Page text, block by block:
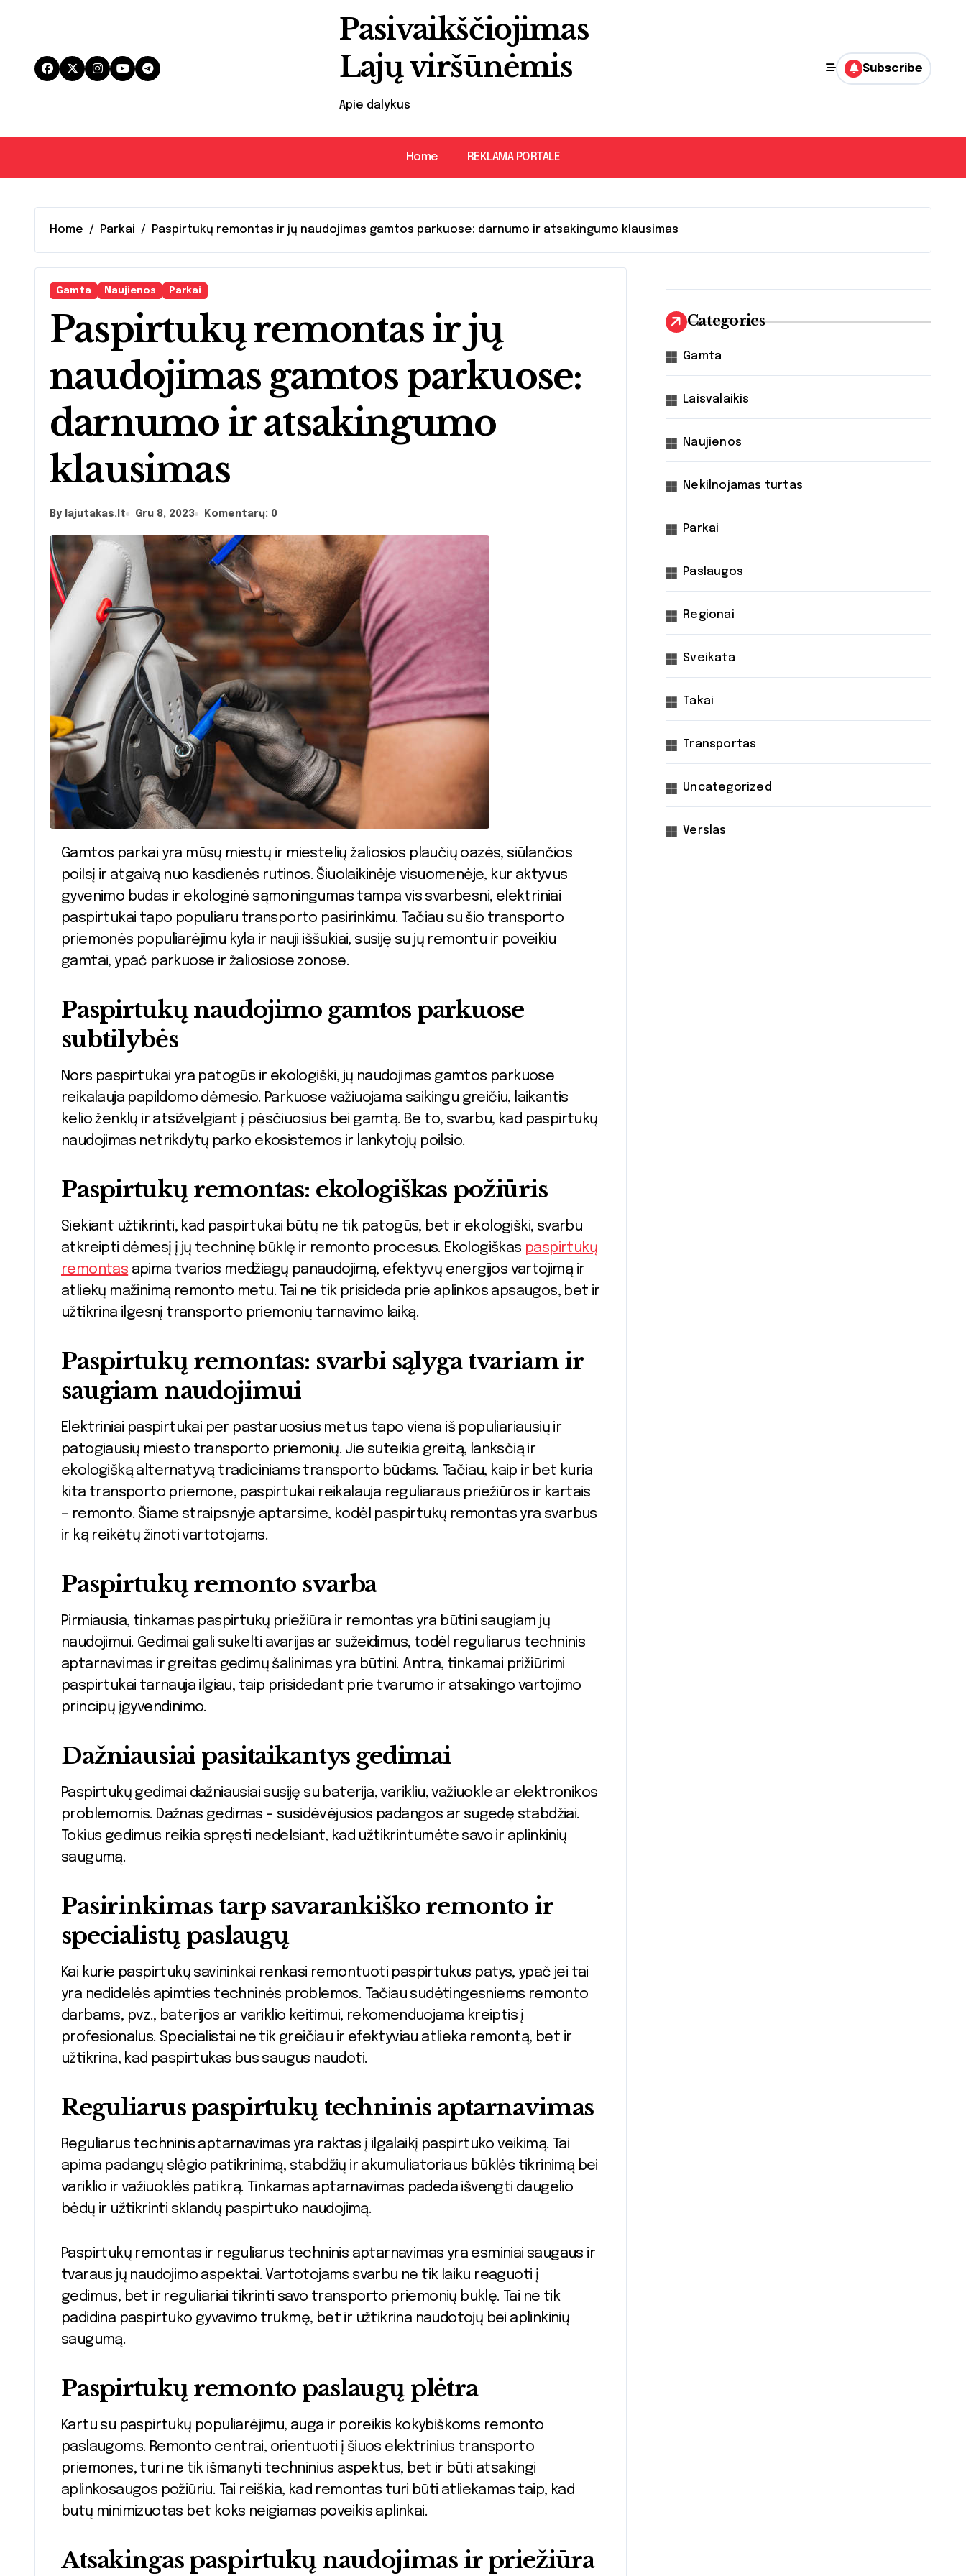
Pasivaikščiojimas
Lajų viršūnėmis
Apie dalykus
Subscribe
Home REKLAMA PORTALE
Home Parkai Paspirtukų remontas ir jų naudojimas gamtos parkuose: darnumo ir atsakingumo klausimas
Gamta Naujienos Parkai
Paspirtukų remontas ir jų
naudojimas gamtos parkuose:
darnumo ir atsakingumo
klausimas
By lajutakas.lt Gru 8, 2023 Komentarų: 0
Gamtos parkai yra mūsų miestų ir miestelių žaliosios plaučių oazės, siūlančios
poilsį ir atgaivą nuo kasdienės rutinos. Šiuolaikinėje visuomenėje, kur aktyvus
gyvenimo būdas ir ekologinė sąmoningumas tampa vis svarbesni, elektriniai
paspirtukai tapo populiaru transporto pasirinkimu. Tačiau su šio transporto
priemonės populiarėjimu kyla ir nauji iššūkiai, susiję su jų remontu ir poveikiu
gamtai, ypač parkuose ir žaliosiose zonose.
Paspirtukų naudojimo gamtos parkuose
subtilybės
Nors paspirtukai yra patogūs ir ekologiški, jų naudojimas gamtos parkuose
reikalauja papildomo dėmesio. Parkuose važiuojama saikingu greičiu, laikantis
kelio ženklų ir atsižvelgiant į pėsčiuosius bei gamtą. Be to, svarbu, kad paspirtukų
naudojimas netrikdytų parko ekosistemos ir lankytojų poilsio.
Paspirtukų remontas: ekologiškas požiūris
Siekiant užtikrinti, kad paspirtukai būtų ne tik patogūs, bet ir ekologiški, svarbu
atkreipti dėmesį į jų techninę būklę ir remonto procesus. Ekologiškas paspirtukų
remontas apima tvarios medžiagų panaudojimą, efektyvų energijos vartojimą ir
atliekų mažinimą remonto metu. Tai ne tik prisideda prie aplinkos apsaugos, bet ir
užtikrina ilgesnį transporto priemonių tarnavimo laiką.
Paspirtukų remontas: svarbi sąlyga tvariam ir
saugiam naudojimui
Elektriniai paspirtukai per pastaruosius metus tapo viena iš populiariausių ir
patogiausių miesto transporto priemonių. Jie suteikia greitą, lanksčią ir
ekologišką alternatyvą tradiciniams transporto būdams. Tačiau, kaip ir bet kuria
kita transporto priemone, paspirtukai reikalauja reguliaraus priežiūros ir kartais
– remonto. Šiame straipsnyje aptarsime, kodėl paspirtukų remontas yra svarbus
ir ką reikėtų žinoti vartotojams.
Paspirtukų remonto svarba
Pirmiausia, tinkamas paspirtukų priežiūra ir remontas yra būtini saugiam jų
naudojimui. Gedimai gali sukelti avarijas ar sužeidimus, todėl reguliarus techninis
aptarnavimas ir greitas gedimų šalinimas yra būtini. Antra, tinkamai prižiūrimi
paspirtukai tarnauja ilgiau, taip prisidedant prie tvarumo ir atsakingo vartojimo
principų įgyvendinimo.
Dažniausiai pasitaikantys gedimai
Paspirtukų gedimai dažniausiai susiję su baterija, varikliu, važiuokle ar elektronikos
problemomis. Dažnas gedimas – susidėvėjusios padangos ar sugedę stabdžiai.
Tokius gedimus reikia spręsti nedelsiant, kad užtikrintumėte savo ir aplinkinių
saugumą.
Pasirinkimas tarp savarankiško remonto ir
specialistų paslaugų
Kai kurie paspirtukų savininkai renkasi remontuoti paspirtukus patys, ypač jei tai
yra nedidelės apimties techninės problemos. Tačiau sudėtingesniems remonto
darbams, pvz., baterijos ar variklio keitimui, rekomenduojama kreiptis į
profesionalus. Specialistai ne tik greičiau ir efektyviau atlieka remontą, bet ir
užtikrina, kad paspirtukas bus saugus naudoti.
Reguliarus paspirtukų techninis aptarnavimas
Reguliarus techninis aptarnavimas yra raktas į ilgalaikį paspirtuko veikimą. Tai
apima padangų slėgio patikrinimą, stabdžių ir akumuliatoriaus būklės tikrinimą bei
variklio ir važiuoklės patikrą. Tinkamas aptarnavimas padeda išvengti daugelio
bėdų ir užtikrinti sklandų paspirtuko naudojimą.
Paspirtukų remontas ir reguliarus techninis aptarnavimas yra esminiai saugaus ir
tvaraus jų naudojimo aspektai. Vartotojams svarbu ne tik laiku reaguoti į
gedimus, bet ir reguliariai tikrinti savo transporto priemonių būklę. Tai ne tik
padidina paspirtuko gyvavimo trukmę, bet ir užtikrina naudotojų bei aplinkinių
saugumą.
Paspirtukų remonto paslaugų plėtra
Kartu su paspirtukų populiarėjimu, auga ir poreikis kokybiškoms remonto
paslaugoms. Remonto centrai, orientuoti į šiuos elektrinius transporto
priemones, turi ne tik išmanyti techninius aspektus, bet ir būti atsakingi
aplinkosaugos požiūriu. Tai reiškia, kad remontas turi būti atliekamas taip, kad
būtų minimizuotas bet koks neigiamas poveikis aplinkai.
Atsakingas paspirtukų naudojimas ir priežiūra
Categories
Gamta
Laisvalaikis
Naujienos
Nekilnojamas turtas
Parkai
Paslaugos
Regionai
Sveikata
Takai
Transportas
Uncategorized
Verslas